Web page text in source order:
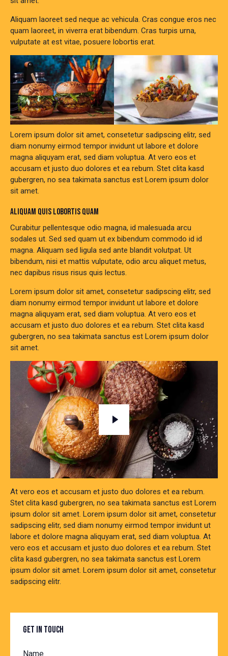
Aliquam laoreet sed neque ac vehicula. Cras congue eros nec
quam laoreet, in viverra erat bibendum. Cras turpis urna,
vulputate at est vitae, posuere lobortis erat.
Lorem ipsum dolor sit amet, consetetur sadipscing elitr, sed
diam nonumy eirmod tempor invidunt ut labore et dolore
magna aliquyam erat, sed diam voluptua. At vero eos et
accusam et justo duo dolores et ea rebum. Stet clita kasd
gubergren, no sea takimata sanctus est Lorem ipsum dolor
sit amet.
ALIQUAM QUIS LOBORTIS QUAM
Curabitur pellentesque odio magna, id malesuada arcu
sodales ut. Sed sed quam ut ex bibendum commodo id id
magna. Aliquam sed ligula sed ante blandit volutpat. Ut
bibendum, nisi et mattis vulputate, odio arcu aliquet metus,
nec dapibus risus risus quis lectus.
Lorem ipsum dolor sit amet, consetetur sadipscing elitr, sed
diam nonumy eirmod tempor invidunt ut labore et dolore
magna aliquyam erat, sed diam voluptua. At vero eos et
accusam et justo duo dolores et ea rebum. Stet clita kasd
gubergren, no sea takimata sanctus est Lorem ipsum dolor
sit amet.
At vero eos et accusam et justo duo dolores et ea rebum.
Stet clita kasd gubergren, no sea takimata sanctus est Lorem
ipsum dolor sit amet. Lorem ipsum dolor sit amet, consetetur
sadipscing elitr, sed diam nonumy eirmod tempor invidunt ut
labore et dolore magna aliquyam erat, sed diam voluptua. At
vero eos et accusam et justo duo dolores et ea rebum. Stet
clita kasd gubergren, no sea takimata sanctus est Lorem
ipsum dolor sit amet. Lorem ipsum dolor sit amet, consetetur
sadipscing elitr.
GET IN TOUCH